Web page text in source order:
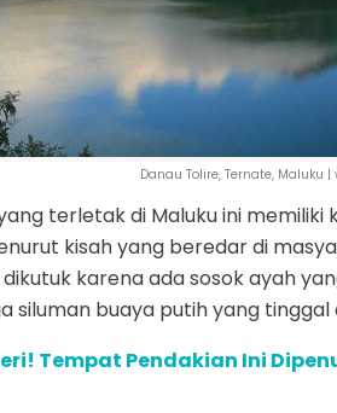
Danau Tolire, Ternate, Maluku
terletak di Maluku ini
kisah yang beredar di
karena ada sosok ayah
siluman buaya putih yang tinggal
Tempat Pendakian Ini